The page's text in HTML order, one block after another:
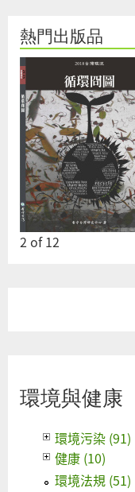
熱門出版品
2 of12
環境與健康
環境污染 (91)
健康 (10)
環境法規 (51)